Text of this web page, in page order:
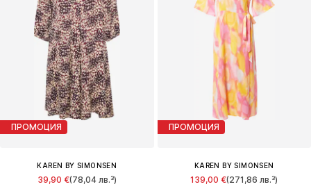
ПРОМОЦИЯ
KAREN BY SIMONSEN
39,90 €(78,04 лв.³)
ПРОМОЦИЯ
KAREN BY SIMONSEN
139,00 €(271,86 лв.³)